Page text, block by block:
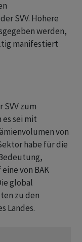
SVV. Höhere
werden,
manifestiert
zum
es sei mit
von
habe für die
von BAK
global
zu den
Landes.